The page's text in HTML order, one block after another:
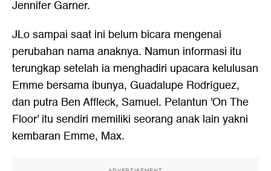
Jennifer Garner.
JLo sampai saat ini belum bicara mengenai
perubahan nama anaknya. Namun informasi itu
terungkap setelah ia menghadiri upacara kelulusan
Emme bersama ibunya, Guadalupe Rodríguez,
dan putra Ben Affleck, Samuel. Pelantun 'On The
Floor' itu sendiri memiliki seorang anak lain yakni
kembaran Emme, Max.